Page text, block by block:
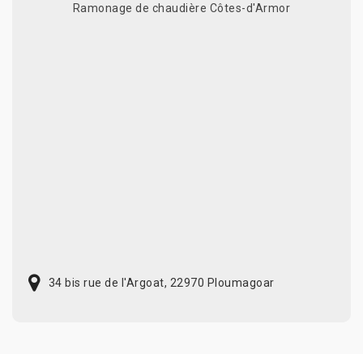
Ramonage de chaudière Côtes-d'Armor
34 bis rue de l'Argoat, 22970 Ploumagoar